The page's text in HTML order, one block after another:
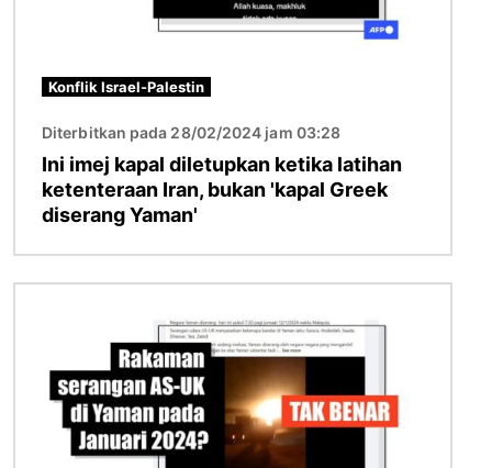
Konflik Israel-Palestin
Diterbitkan pada 28/02/2024 jam 03:28
Ini imej kapal diletupkan ketika latihan
ketenteraan Iran, bukan 'kapal Greek
diserang Yaman'